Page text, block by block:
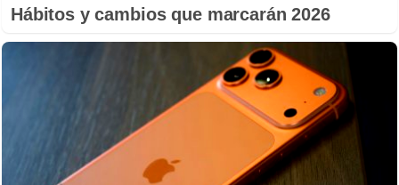
Hábitos y cambios que marcarán 2026